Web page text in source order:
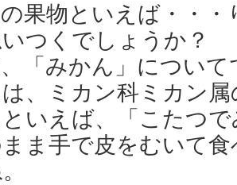
果物といえば・・・
つくでしょうか？
「みかん」について
、ミカン科ミカン属
いえば、「こたつ
ま手で皮をむいて